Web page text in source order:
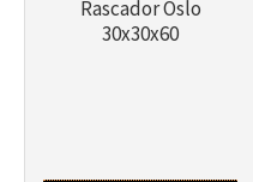
Rascador Oslo
30x30x60